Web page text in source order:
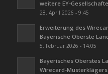
weitere EY-
28. April 2026 - 9:45
Erweiterung des
Bayerische Oberste
5. Februar 2026 - 14:05
Bayerisches Oberstes
Wirecard-Musterklägers